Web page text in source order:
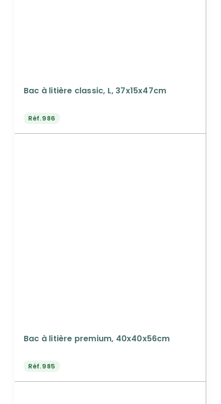
Bac à litière classic, L, 37x15x47cm
Réf.986
Bac à litière premium, 40x40x56cm
Réf.985